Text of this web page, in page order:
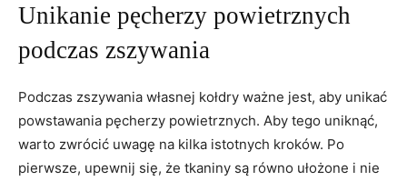
Unikanie pęcherzy powietrznych
podczas zszywania
Podczas zszywania własnej kołdry ważne jest, aby unikać
powstawania pęcherzy powietrznych. Aby tego uniknąć,
warto zwrócić uwagę na kilka istotnych kroków. Po
pierwsze, upewnij się,⁤ że tkaniny są​ równo⁣ ułożone i nie